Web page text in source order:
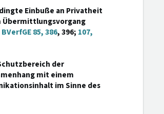
Einbuße an Privatheit
Übermittlungsvorgang
BVerfGE 85, 386, 396; 107,
der
mit einem
im Sinne des